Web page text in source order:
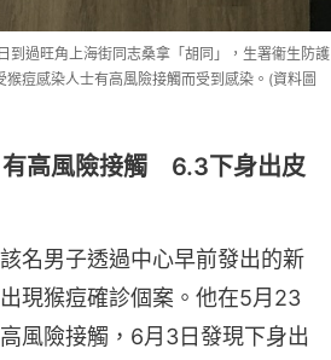
到過旺角上海街同志桑拿「胡同」，生署衞生防護
痘感染人士有高風險接觸而受到感染。(資料圖
高風險接觸 6.3下身出皮
名男子透過中心早前發出的新
現猴痘確診個案。他在5月23
風險接觸，6月3日發現下身出